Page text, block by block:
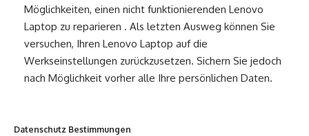
Möglichkeiten, einen nicht funktionierenden Lenovo
Laptop zu reparieren . Als letzten Ausweg können Sie
versuchen, Ihren Lenovo Laptop auf die
Werkseinstellungen zurückzusetzen. Sichern Sie jedoch
nach Möglichkeit vorher alle Ihre persönlichen Daten.
Datenschutz Bestimmungen